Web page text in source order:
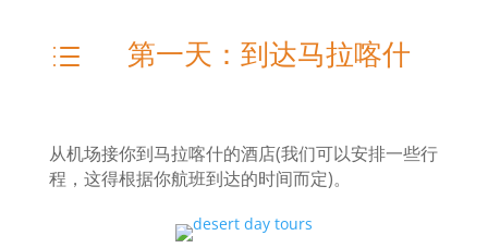
d 第一天：到达马拉喀什
从机场接你到马拉喀什的酒店(我们可以安排一些行
程，这得根据你航班到达的时间而定)。